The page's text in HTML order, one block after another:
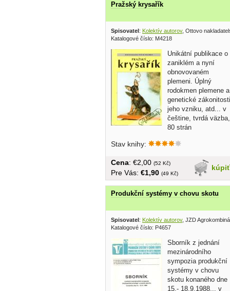
Pražský krysařík
Spisovatel: Kolektív autorov, Ottovo
Katalogové číslo: M4218
Unikátní publikace o
zaniklém a nyní
obnovovaném
plemeni. Úplný
rodokmen plemene a
genetické zákonitosti
jeho vzniku, atd... v
češtine, tvrdá väzba,
80 strán
Stav knihy:
kúpiť
Cena: €2,00 (52 Kč)
Pre Vás: €1,90 (49 Kč)
Produkční systémy v chovu skotu
Spisovatel: Kolektív autorov, JZD
Katalogové číslo: P4657
Sborník z jednání
mezinárodního
sympozia produkční
systémy v chovu
skotu konaného dne
15.- 18.9.1988... v